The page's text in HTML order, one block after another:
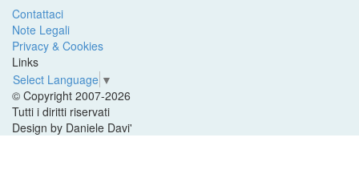
Contattaci
Note Legali
Privacy & Cookies
Links
Select Language ▼
© Copyright 2007-2026
Tutti i diritti riservati
Design by Daniele Davi'